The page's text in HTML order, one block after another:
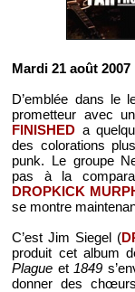
Mardi 21 août 2007
D’emblée dans le
prometteur avec un
FINISHED a
des colorations
punk. Le groupe
pas à la
DROPKICK
se montre
C’est Jim Siegel (
produit cet album
Plague et 1849
donner des